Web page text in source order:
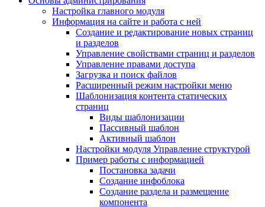
Настройка главного модуля
Информация на сайте и работа с ней
Создание и редактирование новых страниц
и разделов
Управление свойствами страниц и разделов
Управление правами доступа
Загрузка и поиск файлов
Расширенный режим настройки меню
Шаблонизация контента статических
страниц
Виды шаблонизации
Пассивный шаблон
Активный шаблон
Настройки модуля Управление структурой
Пример работы с информацией
Постановка задачи
Создание инфоблока
Создание раздела и размещение
компонента